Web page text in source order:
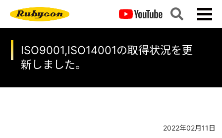
ISO9001,ISO14001の取得状況を更
新しました。
2022年02月11日